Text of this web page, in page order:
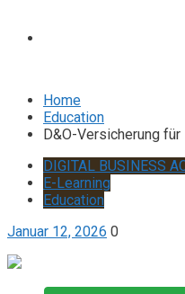
Home
Education
D&O-Versicherung
DIGITAL BUSINESS
E-Learning
Education
Januar 12, 2026 0